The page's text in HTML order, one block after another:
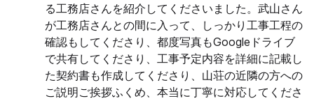
る工務店さんを紹介してくださいました。武山さん
が工務店さんとの間に入って、しっかり工事工程の
確認もしてくださり、都度写真もGoogleドライブ
で共有してくださり、工事予定内容を詳細に記載し
た契約書も作成してくださり、山荘の近隣の方への
ご説明ご挨拶ふくめ、本当に丁寧に対応してくださ